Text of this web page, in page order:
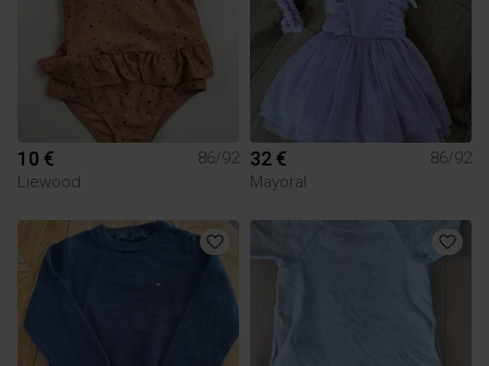
10 €
86/92
Liewood
32 €
86/92
Mayoral